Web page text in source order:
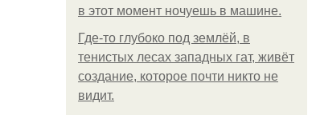
в этот момент ночуешь в машине.
Где-то глубоко под землёй, в
тенистых лесах западных гат, живёт
создание, которое почти никто не
видит.